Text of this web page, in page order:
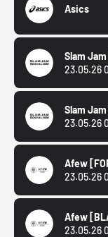
Asics
Slam Jam
23.05.26
Slam Jam
23.05.26
Afew
23.05.26
Afew
23.05.26